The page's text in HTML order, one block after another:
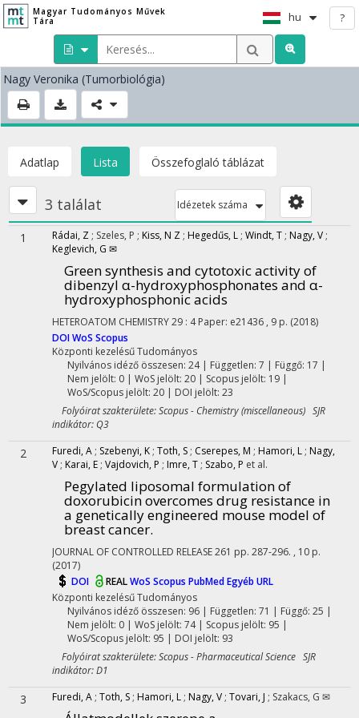
Magyar Tudományos Művek
Tára
hu ?
Nagy Veronika (Tumorbiológia)
Adatlap Lista Összefoglaló táblázat
3 találat Idézetek száma
1 Rádai, Z ; Szeles, P ; Kiss, N Z ; Hegedűs, L ; Windt, T ; Nagy, V ;
Keglevich, G ✉
Green synthesis and cytotoxic activity of
dibenzyl α-hydroxyphosphonates and α-
hydroxyphosphonic acids
HETEROATOM CHEMISTRY29 : 4 Paper: e21436 , 9 p. (2018)
DOIWoS Scopus
Központi kezelésűTudományos
Nyilvános idéző összesen: 24| Független: 7 | Függő: 17 |
Nem jelölt: 0 | WoS jelölt: 20 | Scopus jelölt: 19 |
WoS/Scopus jelölt: 20 | DOI jelölt: 23
Folyóirat szakterülete: Scopus - Chemistry (miscellaneous) SJR
indikátor: Q3
2 Furedi, A ; Szebenyi, K ; Toth, S ; Cserepes, M ; Hamori, L ; Nagy,
V ; Karai, E ; Vajdovich, P ; Imre, T ; Szabo, P et al.
Pegylated liposomal formulation of
doxorubicin overcomes drug resistance in
a genetically engineered mouse model of
breast cancer.
JOURNAL OF CONTROLLED RELEASE261 pp. 287-296. , 10 p.
(2017)
DOI
REALWoS Scopus PubMedEgyéb URL
Központi kezelésűTudományos
Nyilvános idéző összesen: 96| Független: 71 | Függő: 25 |
Nem jelölt: 0 | WoS jelölt: 74 | Scopus jelölt: 95 |
WoS/Scopus jelölt: 95 | DOI jelölt: 93
Folyóirat szakterülete: Scopus - Pharmaceutical Science SJR
indikátor: D1
3 Furedi, A ; Toth, S ; Hamori, L ; Nagy, V ; Tovari, J ; Szakacs, G ✉